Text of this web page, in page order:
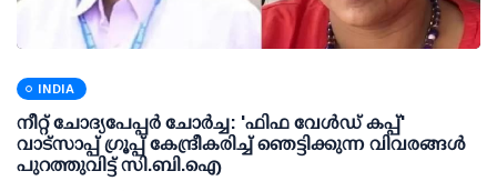
INDIA
നീറ്റ് ചോദ്യപേപ്പര്‍ ചോര്‍ച്ച: 'ഫിഫ വേള്‍ഡ് കപ്പ്'
വാട്സാപ്പ് ഗ്രൂപ്പ് കേന്ദ്രീകരിച്ച് ഞെട്ടിക്കുന്ന വിവരങ്ങള്‍
പുറത്തുവിട്ട് സി.ബി.ഐ